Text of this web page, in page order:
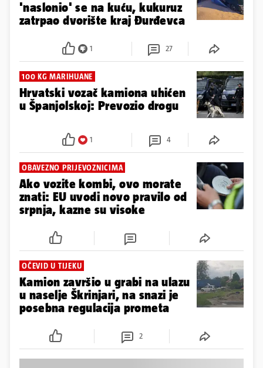
'naslonio' se na kuću, kukuruz
zatrpao dvorište kraj Đurđevca
1 27
100 KG MARIHUANE
Hrvatski vozač kamiona uhićen
u Španjolskoj: Prevozio drogu
1 4
OBAVEZNO PRIJEVOZNICIMA
Ako vozite kombi, ovo morate
znati: EU uvodi novo pravilo od
srpnja, kazne su visoke
OČEVID U TIJEKU
Kamion završio u grabi na ulazu
u naselje Škrinjari, na snazi je
posebna regulacija prometa
2